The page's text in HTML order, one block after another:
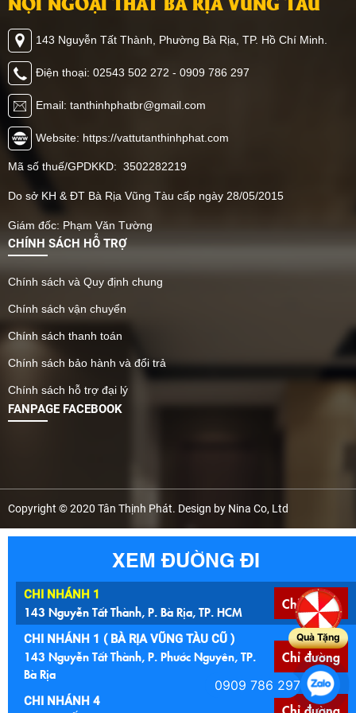
143 Nguyễn Tất Thành, Phường Bà Rịa, TP. Hồ Chí Minh.
Điện thoại: 02543 502 272 - 0909 786 297
Email: tanthinhphatbr@gmail.com
Website: https://vattutanthinhphat.com
Mã số thuế/GPDKKD: 3502282219
Do sở KH & ĐT Bà Rịa Vũng Tàu cấp ngày 28/05/2015
Giám đốc: Phạm Văn Tường
CHÍNH SÁCH HỖ TRỢ
Chính sách và Quy định chung
Chính sách vận chuyển
Chính sách thanh toán
Chính sách bảo hành và đổi trả
Chính sách hỗ trợ đại lý
FANPAGE FACEBOOK
Copyright © 2020 Tân Thịnh Phát. Design by Nina Co, Ltd
XEM ĐƯỜNG ĐI
CHI NHÁNH 1
143 Nguyễn Tất Thành, P. Bà Rịa, TP. HCM Chỉ đường
CHI NHÁNH 1 ( BÀ RỊA VŨNG TÀU CŨ )
143 Nguyễn Tất Thành, P. Phước Nguyên, TP.
Bà Rịa
Chỉ đường
CHI NHÁNH 4
Quà Tặng
0909 786 297